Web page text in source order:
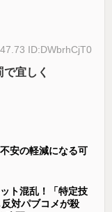
ID:DWbrhCjT0
宜しく
安の軽減になる可
ト混乱！「特定技
対パブコメが殺